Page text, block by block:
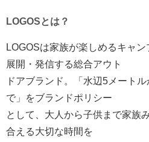
LOGOSとは？
LOGOSは家族が楽しめるキャ
展開・発信する総合アウト
ドアブランド。「水辺5メート
で」をブランドポリシー
として、大人から子供まで家族
合える大切な時間を